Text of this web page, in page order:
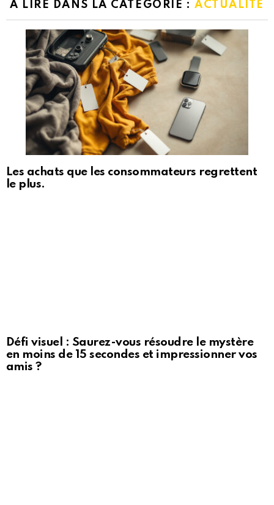
A LIRE DANS LA CATÉGORIE : ACTUALITÉ
Les achats que les consommateurs regrettent
le plus.
Défi visuel : Saurez-vous résoudre le mystère
en moins de 15 secondes et impressionner vos
amis ?